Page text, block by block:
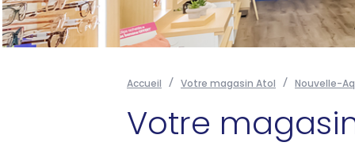
Accueil Votre magasin Atol Nouvelle-
Votre